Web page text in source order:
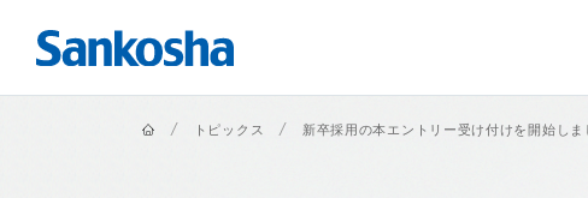
ホーム トピックス 新卒採用の本エントリー受け付けを開始しま